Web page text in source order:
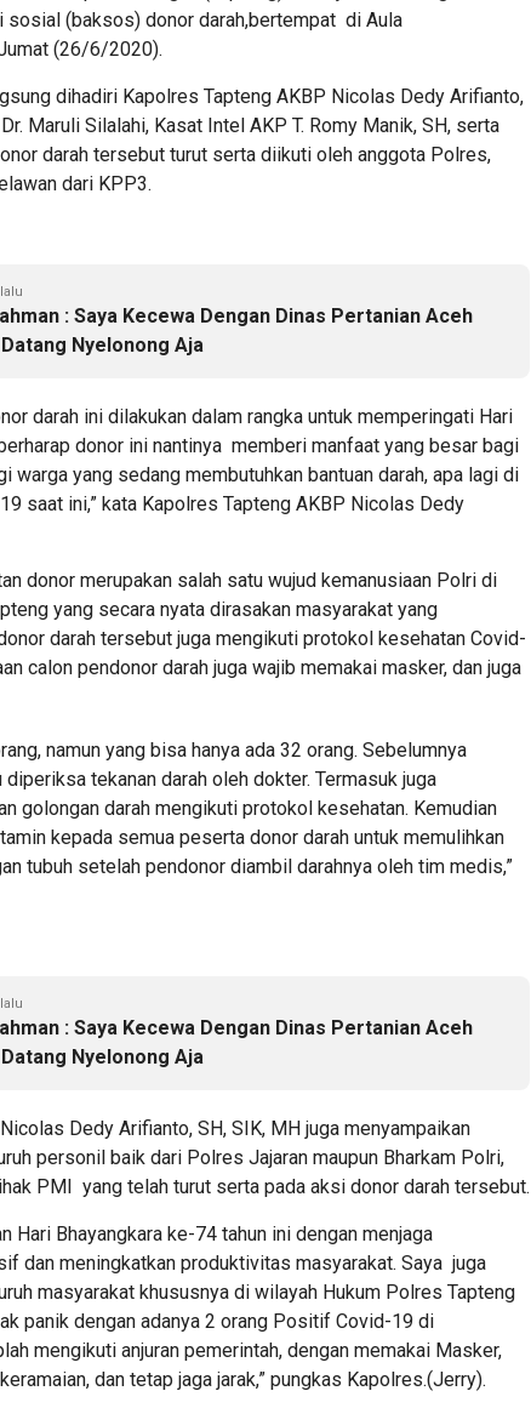
sosial (baksos) donor darah,bertempat di Aula
(26/6/2020).
dihadiri Kapolres Tapteng AKBP Nicolas Dedy Arifianto,
Maruli Silalahi, Kasat Intel AKP T. Romy Manik, SH, serta
darah tersebut turut serta diikuti oleh anggota Polres,
dari KPP3.
: Saya Kecewa Dengan Dinas Pertanian Aceh
Nyelonong Aja
darah ini dilakukan dalam rangka untuk memperingati Hari
donor ini nantinya memberi manfaat yang besar bagi
warga yang sedang membutuhkan bantuan darah, apa lagi di
saat ini,” kata Kapolres Tapteng AKBP Nicolas Dedy
donor merupakan salah satu wujud kemanusiaan Polri di
yang secara nyata dirasakan masyarakat yang
darah tersebut juga mengikuti protokol kesehatan Covid-
calon pendonor darah juga wajib memakai masker, dan juga
namun yang bisa hanya ada 32 orang. Sebelumnya
tekanan darah oleh dokter. Termasuk juga
golongan darah mengikuti protokol kesehatan. Kemudian
kepada semua peserta donor darah untuk memulihkan
tubuh setelah pendonor diambil darahnya oleh tim medis,”
: Saya Kecewa Dengan Dinas Pertanian Aceh
Nyelonong Aja
Dedy Arifianto, SH, SIK, MH juga menyampaikan
personil baik dari Polres Jajaran maupun Bharkam Polri,
PMI yang telah turut serta pada aksi donor darah tersebut.
Hari Bhayangkara ke-74 tahun ini dengan menjaga
dan meningkatkan produktivitas masyarakat. Saya juga
masyarakat khususnya di wilayah Hukum Polres Tapteng
panik dengan adanya 2 orang Positif Covid-19 di
mengikuti anjuran pemerintah, dengan memakai Masker,
dan tetap jaga jarak,” pungkas Kapolres.(Jerry).